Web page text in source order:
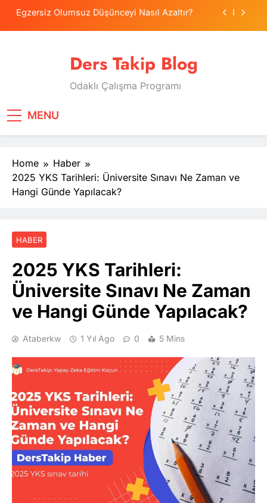
SkipEgzersiz Olumsuz Düşünceyi Nasıl Azaltır?
Tercih Stresinde Veliler Çocuğa Nasıl Destek
Tekrarlama Zorlantısı: Neden Geçmişi
Egzersiz Olumsuz Düşünceyi Nasıl Azaltır?
Psikolojide Sistematik Duyarsızlaştırma
Tercih Stresinde Veliler Çocuğa Nasıl Destek
Olur?
Ders Takip Blog
Odaklı Çalışma Programı
MENU
Home
Haber
2025 YKS Tarihleri: Üniversite Sınavı Ne Zaman ve
Hangi Günde Yapılacak?
HABER
2025 YKS Tarihleri:
Üniversite Sınavı Ne Zaman
ve Hangi Günde Yapılacak?
Ataberkw 1 Yıl Ago 0 5 Mins